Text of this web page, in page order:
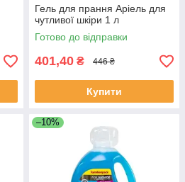
Гель для прання Аріель для
чутливої шкіри 1 л
Готово до відправки
401,40 ₴ 446 ₴
Купити
–10%